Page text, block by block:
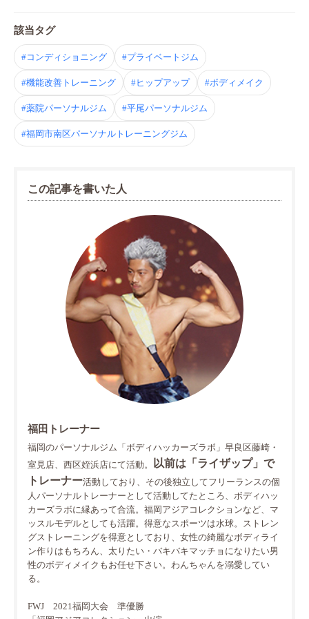
該当タグ
#コンディショニング #プライベートジム
#機能改善トレーニング #ヒップアップ #ボディメイク
#薬院パーソナルジム #平尾パーソナルジム
#福岡市南区パーソナルトレーニングジム
この記事を書いた人
福田トレーナー
福岡のパーソナルジム「ボディハッカーズラボ」早良区藤崎・
室見店、西区姪浜店にて活動。
以前は「ライザップ」で
トレーナー活動しており、その後独立してフリーランスの個
人パーソナルトレーナーとして活動してたところ、ボディハッ
カーズラボに縁あって合流。福岡アジアコレクションなど、マ
ッスルモデルとしても活躍。得意なスポーツは水球。ストレン
グストレーニングを得意としており、女性の綺麗なボディライ
ン作りはもちろん、太りたい・バキバキマッチョになりたい男
性のボディメイクもお任せ下さい。わんちゃんを溺愛してい
る。
FWJ 2021福岡大会 準優勝